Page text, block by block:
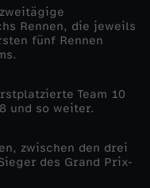
Rennen, die jeweils
fünf Rennen
Team 10
und so weiter.
zwischen den drei
des Grand Prix-